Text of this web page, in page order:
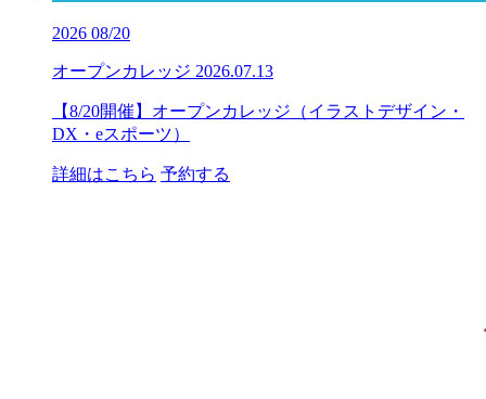
2026 08/20
オープンカレッジ 2026.07.13
【8/20開催】オープンカレッジ（イラストデザイン・
DX・eスポーツ）
詳細はこちら 予約する